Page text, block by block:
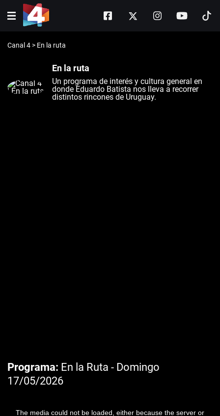
Canal 4 > En la ruta
En la ruta
Un programa de interés y cultura general en
donde Eduardo Batista nos lleva a recorrer
distintos rincones de Uruguay.
Programa En la Ruta - Domingo
17/05/2026
The media could not be loaded, either because the server or